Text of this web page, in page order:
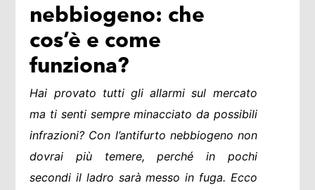
nebbiogeno: che
cos’è e come
funziona?
Hai provato tutti gli allarmi sul mercato
ma ti senti sempre minacciato da possibili
infrazioni? Con l’antifurto nebbiogeno non
dovrai più temere, perché in pochi
secondi il ladro sarà messo in fuga. Ecco